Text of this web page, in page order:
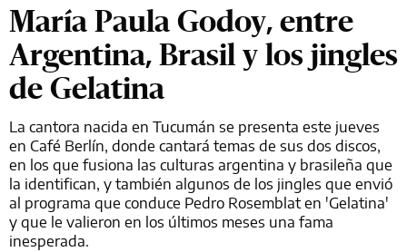
María Paula Godoy, entre
Argentina, Brasil y los jingles
de Gelatina
La cantora nacida en Tucumán se presenta este jueves
en Café Berlín, donde cantará temas de sus dos discos,
en los que fusiona las culturas argentina y brasileña que
la identifican, y también algunos de los jingles que envió
al programa que conduce Pedro Rosemblat en 'Gelatina'
y que le valieron en los últimos meses una fama
inesperada.